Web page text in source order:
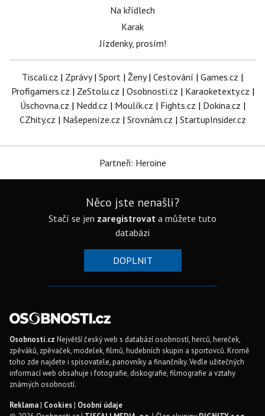
Na křídlech
Karak
Jízdenky, prosím!
Tiscali.cz | Zprávy| Sport | Ženy| Cestování | Games.cz |
Profigamers.cz | ZeStolu.cz | Osobnosti.cz | Karaoketexty.cz |
Úschovna.cz | Nedd.cz | Moulík.cz | Fights.cz | Dokina.cz |
CZhity.cz | Našepeníze.cz | Srovnám.cz | StartupInsider.cz
Partneři: Heroine
Něco jste nenašli?
Stačí se jen zaregistrovat a můžete tuto
databázi
DOPLNIT
Osobnosti.cz Největší český web s databází osobností, herců, hereček,
zpěváků, zpěvaček, modelek, filmů, hudebních skupin a sportovců. Kromě
toho zde najdete i spisovatele, panovníky a finančníky. Vedle užitečných
informací web obsahuje i fotografie, diskografie, filmografie a vztahy
známých osobností.
Reklama| Cookies| Osobní údaje